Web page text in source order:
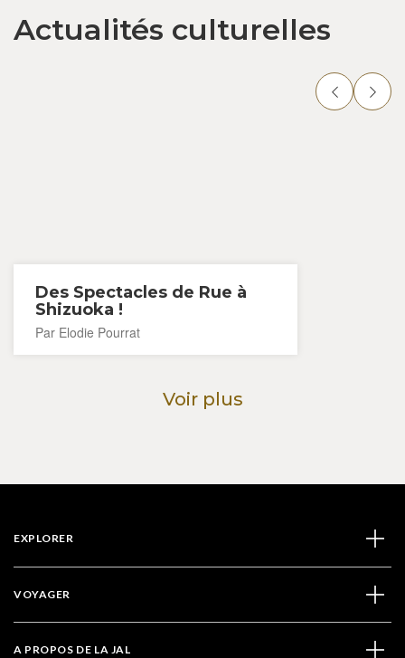
Actualités culturelles
Des Spectacles de Rue à
Shizuoka !
Par Elodie Pourrat
Voir plus
EXPLORER
VOYAGER
A PROPOS DE LA JAL